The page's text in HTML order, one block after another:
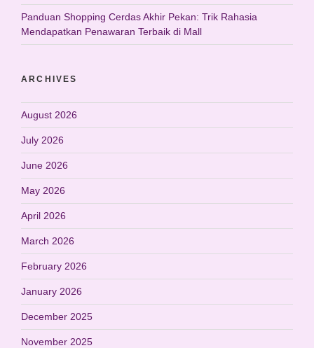
Panduan Shopping Cerdas Akhir Pekan: Trik Rahasia
Mendapatkan Penawaran Terbaik di Mall
ARCHIVES
August 2026
July 2026
June 2026
May 2026
April 2026
March 2026
February 2026
January 2026
December 2025
November 2025